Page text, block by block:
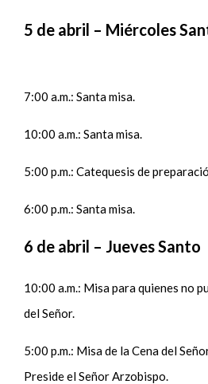
5 de abril – Miércoles
7:00 a.m.: Santa misa.
10:00 a.m.: Santa misa.
5:00 p.m.: Catequesis de
6:00 p.m.: Santa misa.
6 de abril – Jueves Santo
10:00 a.m.: Misa para quienes no
del Señor.
5:00 p.m.: Misa de la Cena del
Preside el Señor Arzobispo.